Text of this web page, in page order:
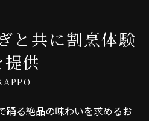
と共に割烹体験
提供
踊る絶品の味わいを求めるお